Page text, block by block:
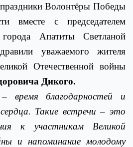
Волонтёры Победы
вместе с председателем
Апатиты Светланой
уважаемого жителя
Отечественной войны
Дикого.
время благодарностей и
Такие встречи – это
к участникам Великой
и напоминание молодому